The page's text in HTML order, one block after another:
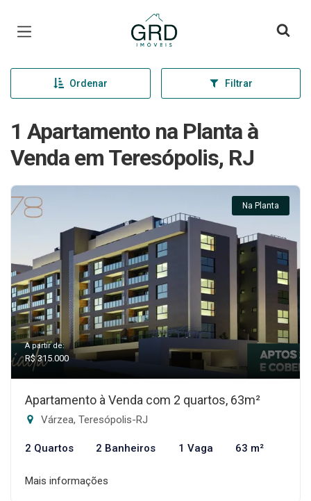
Página inicial
Ordenar Filtrar
1 Apartamento na Planta à
Venda em Teresópolis, RJ
Na Planta
A partir de:
R$ 315.000
Apartamento à Venda com 2 quartos, 63m²
Várzea, Teresópolis-RJ
2 Quartos 2 Banheiros 1 Vaga 63 m²
Mais informações